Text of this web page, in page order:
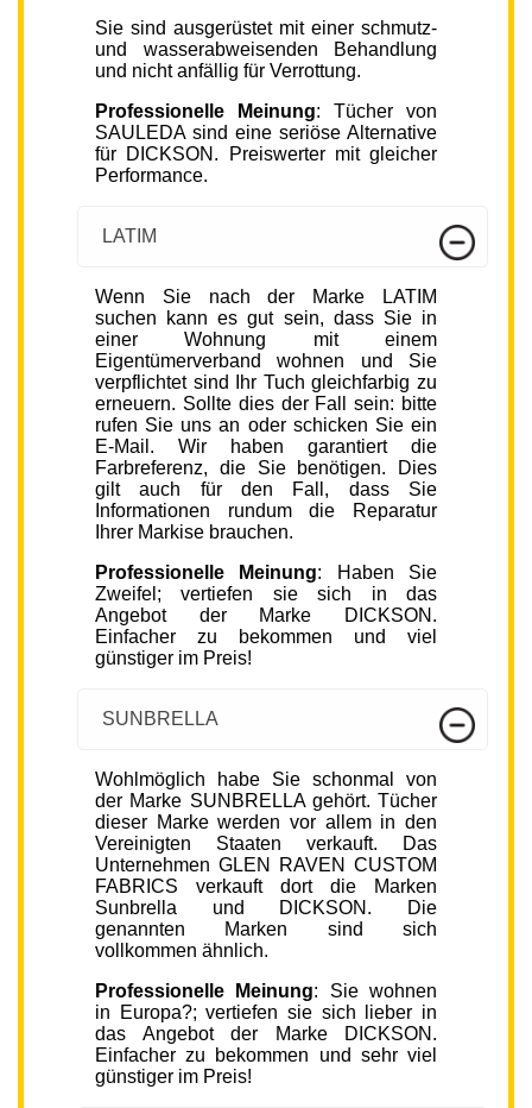
Sie sind ausgerüstet mit einer schmutz-
und wasserabweisenden Behandlung
und nicht anfällig für Verrottung.
Professionelle Meinung: Tücher von
SAULEDA sind eine seriöse Alternative
für DICKSON. Preiswerter mit gleicher
Performance.
LATIM
Wenn Sie nach der Marke LATIM
suchen kann es gut sein, dass Sie in
einer Wohnung mit einem
Eigentümerverband wohnen und Sie
verpflichtet sind Ihr Tuch gleichfarbig zu
erneuern. Sollte dies der Fall sein: bitte
rufen Sie uns an oder schicken Sie ein
E-Mail. Wir haben garantiert die
Farbreferenz, die Sie benötigen. Dies
gilt auch für den Fall, dass Sie
Informationen rundum die Reparatur
Ihrer Markise brauchen.
Professionelle Meinung: Haben Sie
Zweifel; vertiefen sie sich in das
Angebot der Marke DICKSON.
Einfacher zu bekommen und viel
günstiger im Preis!
SUNBRELLA
Wohlmöglich habe Sie schonmal von
der Marke SUNBRELLA gehört. Tücher
dieser Marke werden vor allem in den
Vereinigten Staaten verkauft. Das
Unternehmen GLEN RAVEN CUSTOM
FABRICS verkauft dort die Marken
Sunbrella und DICKSON. Die
genannten Marken sind sich
vollkommen ähnlich.
Professionelle Meinung: Sie wohnen
in Europa?; vertiefen sie sich lieber in
das Angebot der Marke DICKSON.
Einfacher zu bekommen und sehr viel
günstiger im Preis!